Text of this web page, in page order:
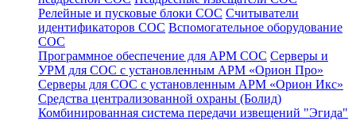
Релейные и пусковые блоки СОС Считыватели
идентификаторов СОС Вспомогательное оборудование
СОС
Программное обеспечение для АРМ СОС Серверы и
УРМ для СОС с установленным АРМ «Орион Про»
Серверы для СОС с установленным АРМ «Орион Икс»
Средства централизованной охраны (Болид)
Комбинированная система передачи извещений "Эгида"